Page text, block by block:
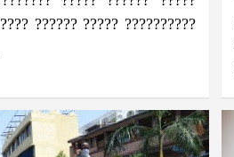
?????? ????? ??????????